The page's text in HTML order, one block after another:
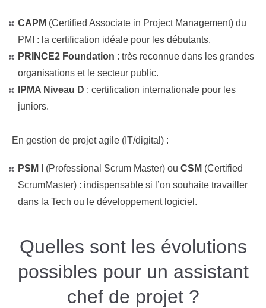
CAPM (Certified Associate in Project Management) du
PMI : la certification idéale pour les débutants.
PRINCE2 Foundation : très reconnue dans les grandes
organisations et le secteur public.
IPMA Niveau D : certification internationale pour les
juniors.
En gestion de projet agile (IT/digital) :
PSM I (Professional Scrum Master) ou CSM (Certified
ScrumMaster) : indispensable si l’on souhaite travailler
dans la Tech ou le développement logiciel.
Quelles sont les évolutions
possibles pour un assistant
chef de projet ?